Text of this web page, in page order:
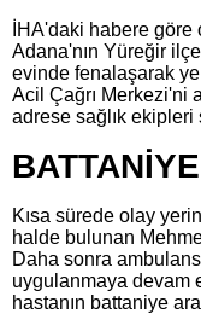
İHA'daki habere
Adana'nın Yüreğir
evinde fenalaşarak
Acil Çağrı Merkezi'ni
adrese sağlık ekipleri
Kısa sürede olay
halde bulunan
Daha sonra
uygulanmaya devam
hastanın battaniye